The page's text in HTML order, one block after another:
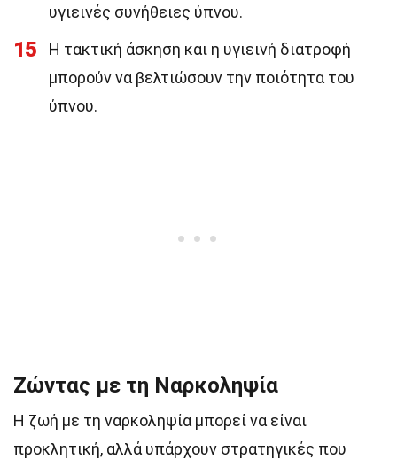
υγιεινές συνήθειες ύπνου.
15
Η τακτική άσκηση και η υγιεινή διατροφή
μπορούν να βελτιώσουν την ποιότητα του
ύπνου.
Ζώντας με τη Ναρκοληψία
Η ζωή με τη ναρκοληψία μπορεί να είναι
προκλητική, αλλά υπάρχουν στρατηγικές που